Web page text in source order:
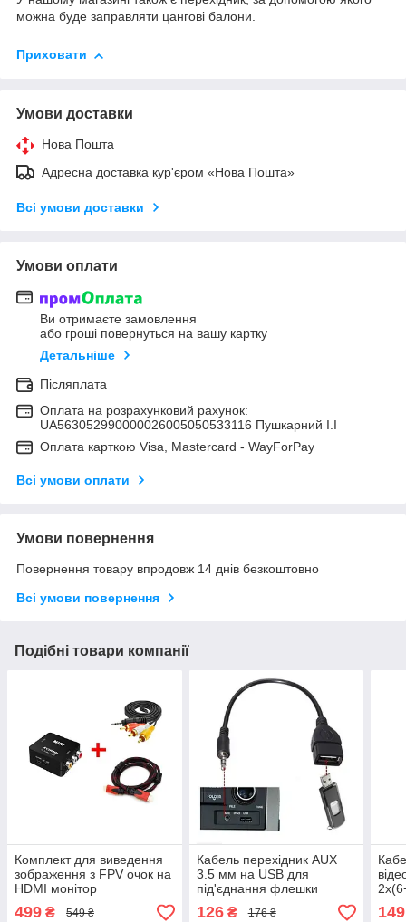
можна буде заправляти цангові балони.
Приховати
Умови доставки
Нова Пошта
Адресна доставка кур'єром «Нова Пошта»
Всі умови доставки
Умови оплати
Ви отримаєте замовлення
або гроші повернуться на вашу картку
Детальніше
Післяплата
Оплата на розрахунковий рахунок:
UA563052990000026005050533116 Пушкарний І.І
Оплата карткою Visa, Mastercard - WayForPay
Всі умови оплати
Умови повернення
Повернення товару впродовж 14 днів безкоштовно
Всі умови повернення
Подібні товари компанії
Комплект для виведення
зображення з FPV очок на
HDMI монітор
499 ₴ 549 ₴
Кабель перехідник AUX
3.5 мм на USB для
під'єднання флешки
126₴ 176 ₴ 149